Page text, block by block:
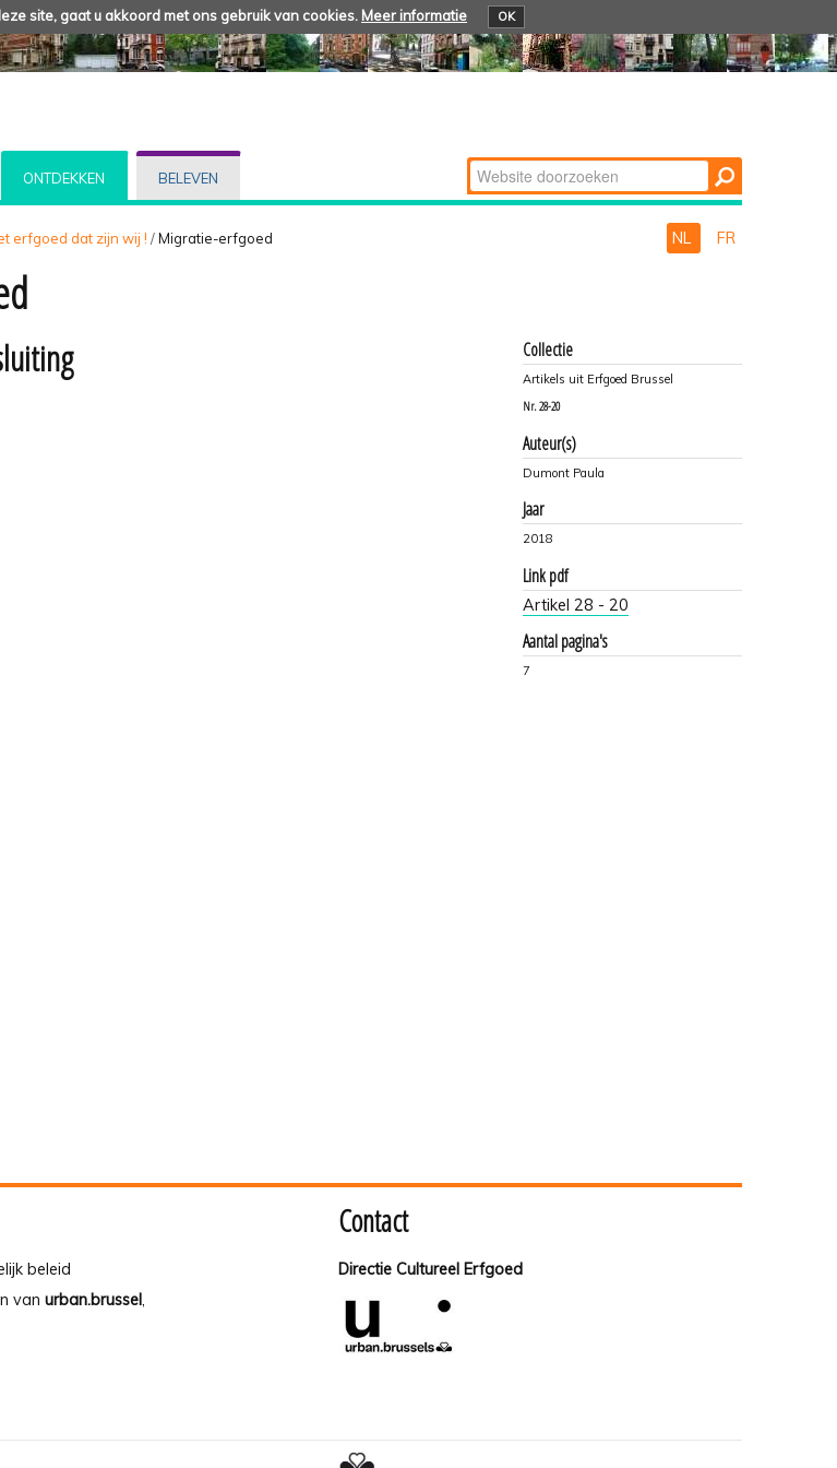
site, gaat u akkoord met ons gebruik van cookies. Meer informatie OK
ONTDEKKEN BELEVEN Zoek
Geavanceerd
erfgoed dat zijn wij ! /Migratie-erfgoed NL FR
Collectie
Artikels uit Erfgoed Brussel
Nr. 28-20
Auteur(s)
Dumont Paula
Jaar
2018
Link pdf
Artikel 28 - 20
Aantal pagina's
7
beleid
van urban.brussel,
Contact
Directie Cultureel Erfgoed